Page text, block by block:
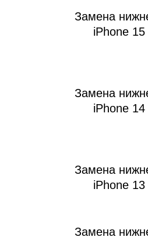
Замена
iPhone
Замена
iPhone
Замена
iPhone
Замена